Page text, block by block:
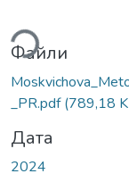
Файли
_PR.pdf(789,18
Дата
2024